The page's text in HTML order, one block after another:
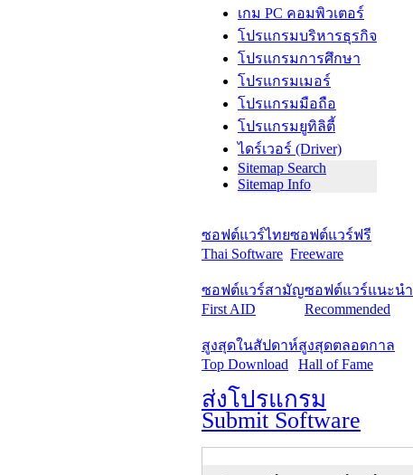
เกม PC คอมพิวเตอร์
โปรแกรมบริหารธุรกิจ
โปรแกรมการศึกษา
โปรแกรมเมอร์
โปรแกรมมือถือ
โปรแกรมยูทิลิตี้
ไดร์เวอร์ (Driver)
Sitemap Search
Sitemap Info
ซอฟต์แวร์ไทย
Thai Software
ซอฟต์แวร์ฟรี
Freeware
ซอฟต์แวร์สามัญ
First AID
ซอฟต์แวร์แนะนำ
Recommended
สูงสุดในสัปดาห์
Top Download
สูงสุดตลอดกาล
Hall of Fame
ส่งโปรแกรม
Submit Software